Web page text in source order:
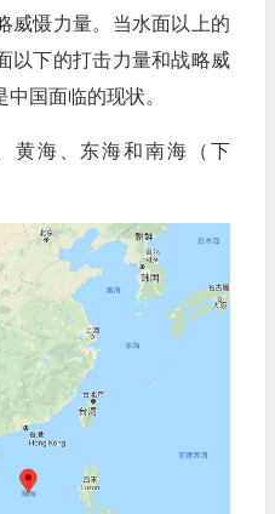
威慑力量。当水面以上的
以下的打击力量和战略威
国面临的现状。
黄海、东海和南海（下